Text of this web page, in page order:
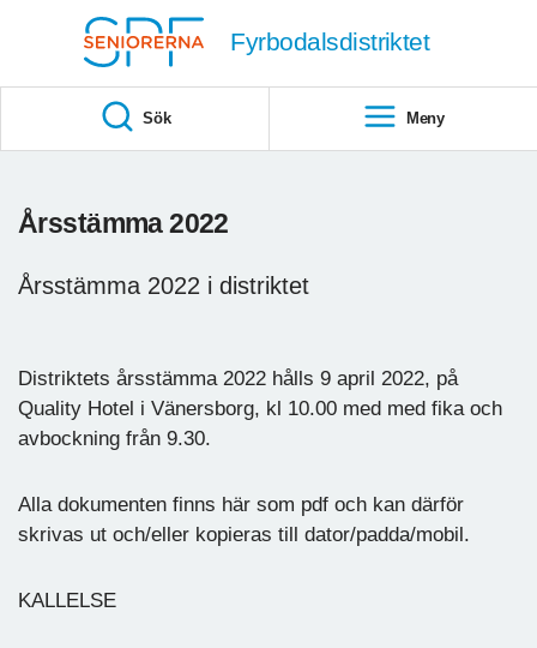
Fyrbodalsdistriktet
Sök Meny
Årsstämma 2022
Årsstämma 2022 i distriktet
Distriktets årsstämma 2022 hålls 9 april 2022, på
Quality Hotel i Vänersborg, kl 10.00 med med fika och
avbockning från 9.30.
Alla dokumenten finns här som pdf och kan därför
skrivas ut och/eller kopieras till dator/padda/mobil.
KALLELSE